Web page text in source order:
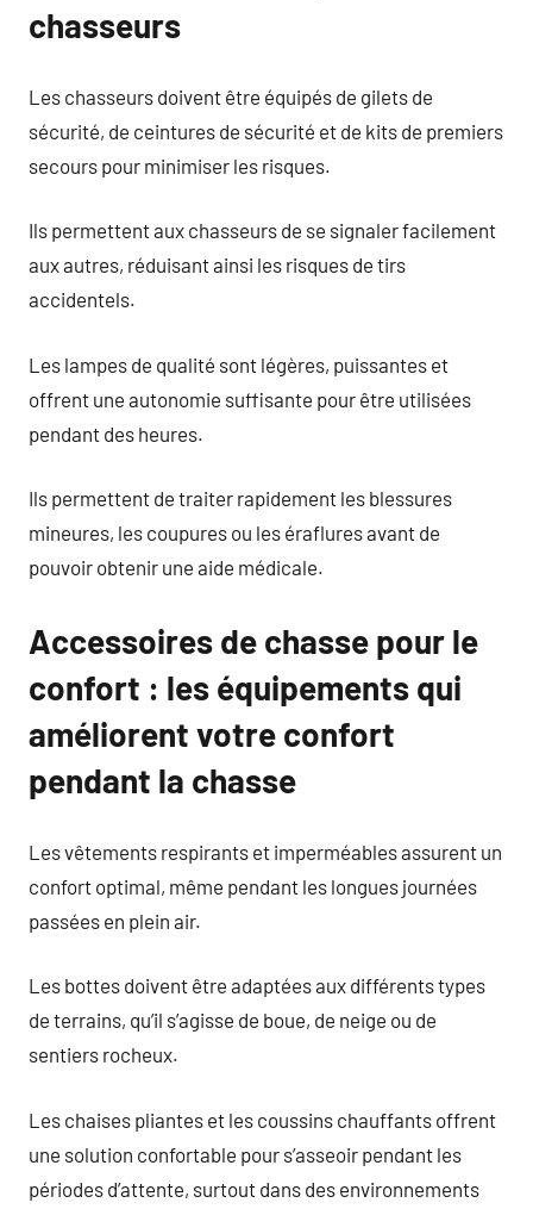
chasseurs
Les chasseurs doivent être équipés de gilets de
sécurité, de ceintures de sécurité et de kits de premiers
secours pour minimiser les risques.
Ils permettent aux chasseurs de se signaler facilement
aux autres, réduisant ainsi les risques de tirs
accidentels.
Les lampes de qualité sont légères, puissantes et
offrent une autonomie suffisante pour être utilisées
pendant des heures.
Ils permettent de traiter rapidement les blessures
mineures, les coupures ou les éraflures avant de
pouvoir obtenir une aide médicale.
Accessoires de chasse pour le
confort : les équipements qui
améliorent votre confort
pendant la chasse
Les vêtements respirants et imperméables assurent un
confort optimal, même pendant les longues journées
passées en plein air.
Les bottes doivent être adaptées aux différents types
de terrains, qu’il s’agisse de boue, de neige ou de
sentiers rocheux.
Les chaises pliantes et les coussins chauffants offrent
une solution confortable pour s’asseoir pendant les
périodes d’attente, surtout dans des environnements